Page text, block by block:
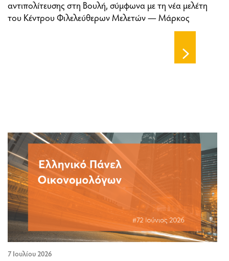
αντιπολίτευσης στη Βουλή, σύμφωνα με τη νέα μελέτη
του Κέντρου Φιλελεύθερων Μελετών — Μάρκος
7 Ιουλίου 2026